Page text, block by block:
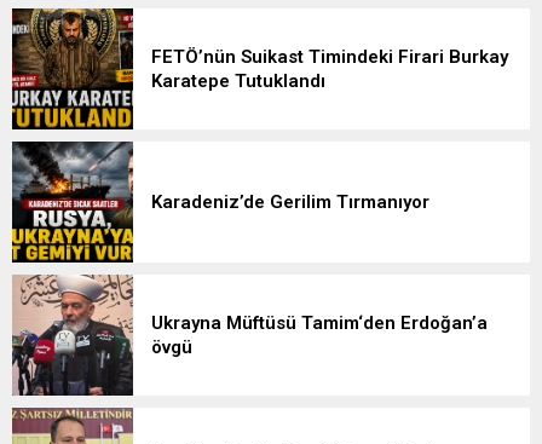
FETÖ’nün Suikast Timindeki Firari Burkay
Karatepe Tutuklandı
Karadeniz’de Gerilim Tırmanıyor
Ukrayna Müftüsü Tamim‘den Erdoğan’a
övgü